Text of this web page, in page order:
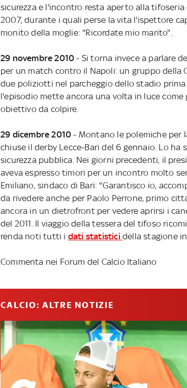
sicurezza e l'incontro resta aperto alla
2007, durante i quali perse la vita l'ispettore
monito della moglie: "Ricordate mio marito".
29 novembre 2010- Si torna invece a parlare
per un match contro il Napoli: un gruppo della
due poliziotti nel parcheggio dello stadio
l'episodio mette ancora una volta in luce
obiettivo da colpire.
29 dicembre 2010- Montano le polemiche per
chiuse il derby Lecce-Bari del 6 gennaio. Lo
sicurezza pubblica. Nei giorni precedenti, il
aveva espresso timori per un incontro molto
Emiliano, sindaco di Bari: "Garantisco io,
da rivedere anche per Paolo Perrone, primo
ancora in un dietrofront per vedere aprirsi i
del 2011. Il viaggio della tessera del tifoso
renda noti tutti i dati statistici della stagione in
Commenta nei Forum del Calcio Italiano
CALCIO: ALTRE NOTIZIE